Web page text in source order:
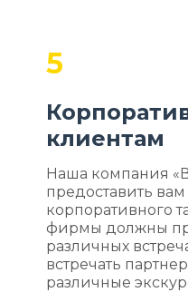
5
клиентам
Наша компания
предоставить вам
корпоративного
фирмы должны
различных
встречать
различные